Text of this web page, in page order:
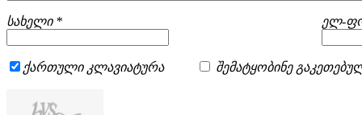
სახელი * ელ-
ქართული კლავიატურა შემატყობინე